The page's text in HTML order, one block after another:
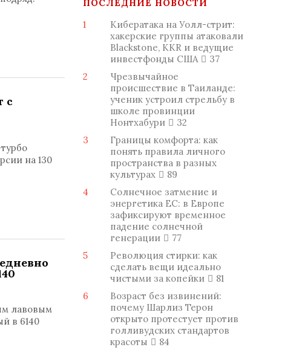
с
на 130
лавовым
в 6140
ПОСЛЕДНИЕ НОВОСТИ
1
Кибератака на Уолл-стрит:
хакерские группы атаковали
Blackstone, KKR и ведущие
инвестфонды США
37
2
Чрезвычайное
происшествие в Таиланде:
ученик устроил стрельбу в
школе провинции
Нонтхабури
32
3
Границы комфорта: как
понять правила личного
пространства в разных
культурах
89
4
Солнечное затмение и
энергетика ЕС: в Европе
зафиксируют временное
падение солнечной
генерации
77
5
Революция стирки: как
сделать вещи идеально
чистыми за копейки
81
6
Возраст без извинений:
почему Шарлиз Терон
открыто протестует против
голливудских стандартов
красоты
84